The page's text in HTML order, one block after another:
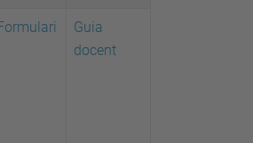
Guia
docent